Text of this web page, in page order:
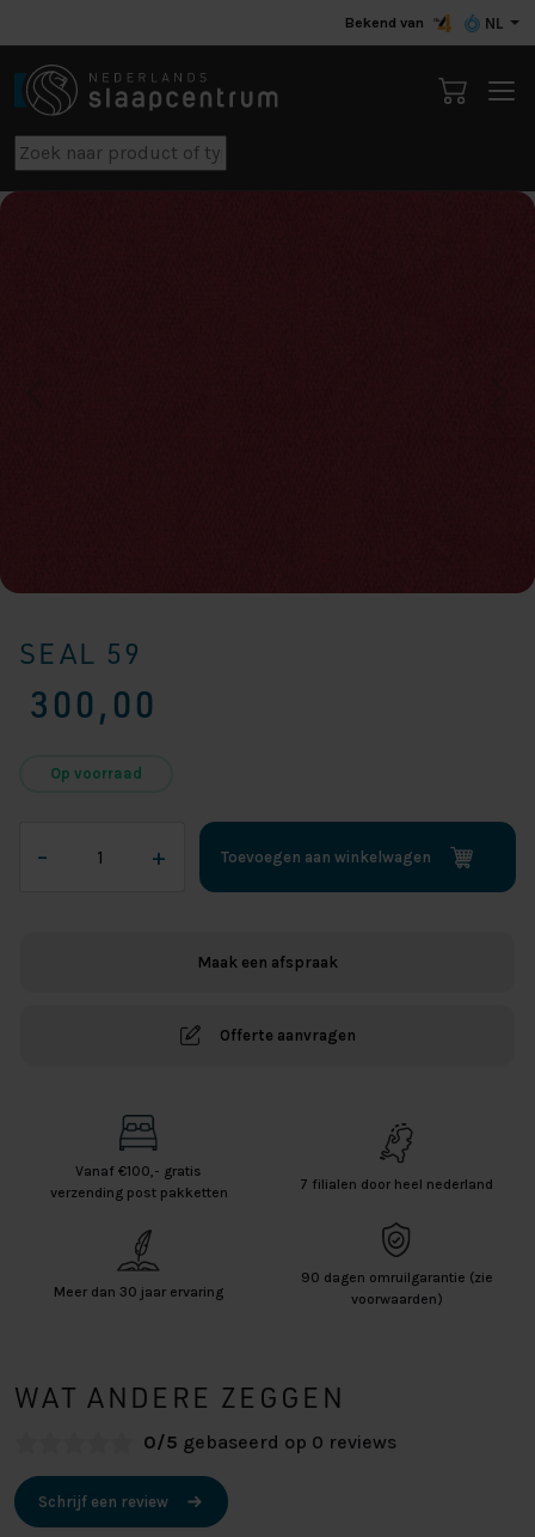
Bekend van NL
SEAL 59
300,00
Op voorraad
–
59
+ Toevoegen aan winkelwagen
Maak een afspraak
Offerte aanvragen
Vanaf €100,- gratis
verzending post pakketten
7 filialen door heel nederland
Meer dan 30 jaar ervaring
90 dagen omruilgarantie (zie
voorwaarden)
WAT ANDERE ZEGGEN
0/5 gebaseerd op 0 reviews
Schrijf een review